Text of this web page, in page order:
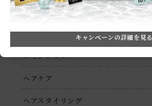
商品一覧
スキンケア
メイクアップ
ヘアケア
ヘアスタイリング
キャンペーンの詳細を見る